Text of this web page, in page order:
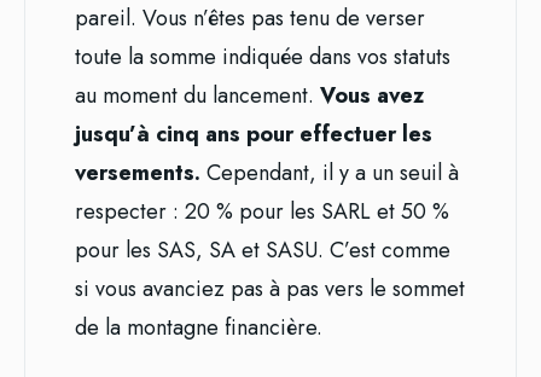
pareil. Vous n’êtes pas tenu de verser
toute la somme indiquée dans vos statuts
au moment du lancement. Vous avez
jusqu’à cinq ans pour effectuer les
versements. Cependant, il y a un seuil à
respecter : 20 % pour les SARL et 50 %
pour les SAS, SA et SASU. C’est comme
si vous avanciez pas à pas vers le sommet
de la montagne financière.